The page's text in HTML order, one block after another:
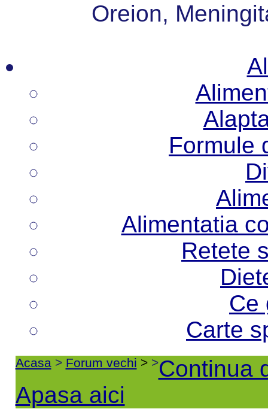
Oreion,
Formule
Alimentatia
Retete
Ce
Carte
Acasa> Forum vechi > >Continua
Apasa aici